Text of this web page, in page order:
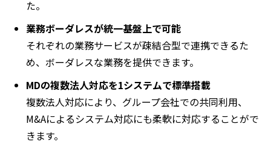
た。
業務ボーダレスが統一基盤上で可能
それぞれの業務サービスが疎結合型で連携できるた
め、ボーダレスな業務を提供できます。
MDの複数法人対応を1システムで標準搭載
複数法人対応により、グループ会社での共同利用、
M&Aによるシステム対応にも柔軟に対応することがで
きます。